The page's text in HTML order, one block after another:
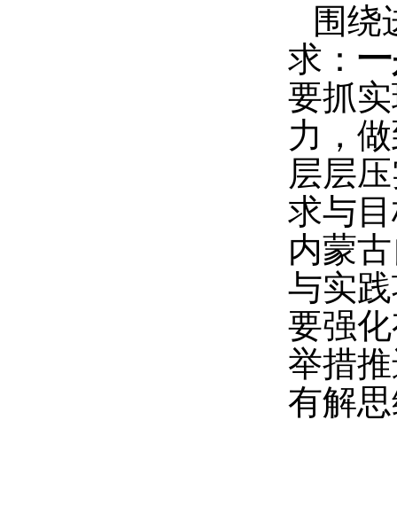
围绕
求：
要抓
力，
层层
求与
内蒙
与实
要强
举措
有解